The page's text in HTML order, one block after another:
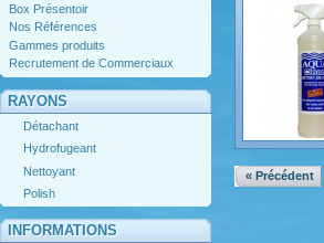
Box Présentoir
Nos Références
Gammes produits
Recrutement de Commerciaux
RAYONS
Détachant
Hydrofugeant
Nettoyant
Polish
INFORMATIONS
« Précédent